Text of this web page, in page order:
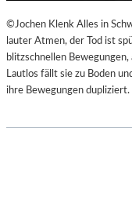
©Jochen Klenk Alles in
lauter Atmen, der Tod ist
blitzschnellen
Lautlos fällt sie zu Boden
ihre Bewegungen